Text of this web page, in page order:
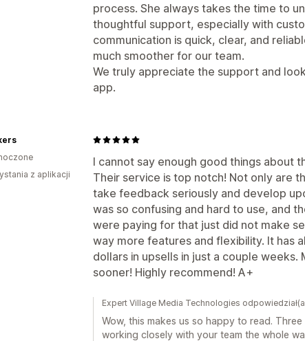
process. She always takes the time to
thoughtful support, especially with
communication is quick, clear, and
much smoother for our team.
We truly appreciate the support and
app.
I cannot say enough good things about
Their service is top notch! Not only are
take feedback seriously and develop
was so confusing and hard to use, and
were paying for that just did not make
way more features and flexibility. It has
dollars in upsells in just a couple
sooner! Highly recommend! A+
z aplikacji
Expert Village Media Technologies
Wow, this makes us so happy to read.
working closely with your team the whole